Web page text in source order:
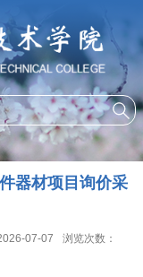
器材项目询价采
07-07
浏览次数：